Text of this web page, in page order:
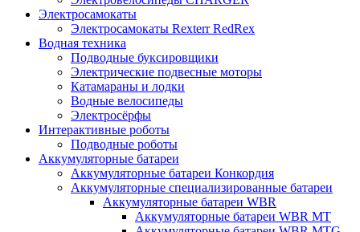
Электросамокаты
Электросамокаты Rexterr RedRex
Водная техника
Подводные буксировщики
Электрические подвесные моторы
Катамараны и лодки
Водные велосипеды
Электросёрфы
Интерактивные роботы
Подводные роботы
Аккумуляторные батареи
Аккумуляторные батареи Конкордия
Аккумуляторные специализированные батареи
Аккумуляторные батареи WBR
Аккумуляторные батареи WBR MT